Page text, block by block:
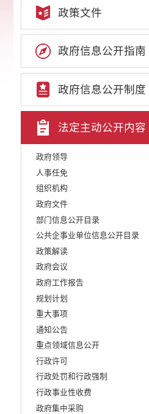
政策文件
政府信息公开指南
政府信息公开制度
法定主动公开内容
政府领导
人事任免
组织机构
政府文件
部门信息公开目录
公共企事业单位信息公开目录
政策解读
政府会议
政府工作报告
规划计划
重大事项
通知公告
重点领域信息公开
行政许可
行政处罚和行政强制
行政事业性收费
政府集中采购